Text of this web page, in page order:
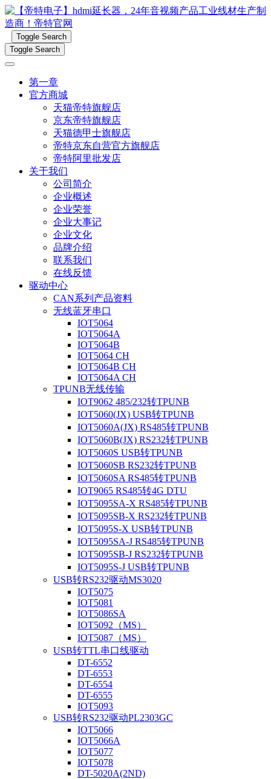
Toggle Search
Toggle Search
第一章
官方商城
天猫帝特旗舰店
京东帝特旗舰店
天猫德甲士旗舰店
帝特京东自营官方旗舰店
帝特阿里批发店
关于我们
公司简介
企业概述
企业荣誉
企业大事记
企业文化
品牌介绍
联系我们
在线反馈
驱动中心
CAN系列产品资料
无线蓝牙串口
IOT5064
IOT5064A
IOT5064B
IOT5064 CH
IOT5064B CH
IOT5064A CH
TPUNB无线传输
IOT9062 485/232转TPUNB
IOT5060(JX) USB转TPUNB
IOT5060A(JX) RS485转TPUNB
IOT5060B(JX) RS232转TPUNB
IOT5060S USB转TPUNB
IOT5060SB RS232转TPUNB
IOT5060SA RS485转TPUNB
IOT9065 RS485转4G DTU
IOT5095SA-X RS485转TPUNB
IOT5095SB-X RS232转TPUNB
IOT5095S-X USB转TPUNB
IOT5095SA-J RS485转TPUNB
IOT5095SB-J RS232转TPUNB
IOT5095S-J USB转TPUNB
USB转RS232驱动MS3020
IOT5075
IOT5081
IOT5086SA
IOT5092（MS）
IOT5087（MS）
USB转TTL串口线驱动
DT-6552
DT-6553
DT-6554
DT-6555
IOT5093
USB转RS232驱动PL2303GC
IOT5066
IOT5066A
IOT5077
IOT5078
DT-5020A(2ND)